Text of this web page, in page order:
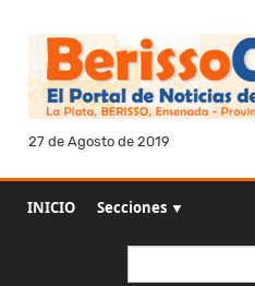
27 de Agosto de 2019
INICIO Secciones ▼